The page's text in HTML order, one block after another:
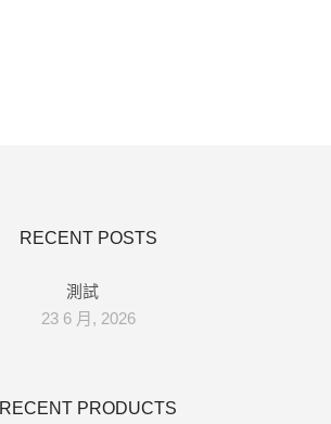
RECENT POSTS
測試
23 6 月, 2026
RECENT PRODUCTS